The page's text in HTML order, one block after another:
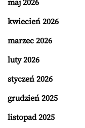
maj 2026
kwiecień 2026
marzec 2026
luty 2026
styczeń 2026
grudzień 2025
listopad 2025